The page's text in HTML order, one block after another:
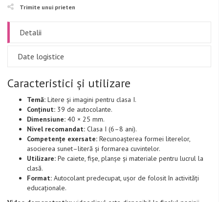
Trimite unui prieten
Detalii
Date logistice
Caracteristici și utilizare
Temă: Litere și imagini pentru clasa I.
Conținut: 39 de autocolante.
Dimensiune: 40 × 25 mm.
Nivel recomandat: Clasa I (6–8 ani).
Competențe exersate: Recunoașterea formei literelor,
asocierea sunet–literă și formarea cuvintelor.
Utilizare: Pe caiete, fișe, planșe și materiale pentru lucrul la
clasă.
Format: Autocolant predecupat, ușor de folosit în activități
educaționale.